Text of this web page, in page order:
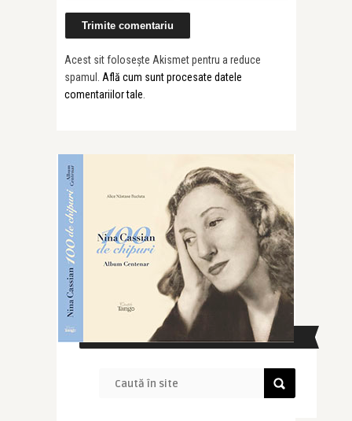
Acest sit folosește Akismet pentru a reduce
spamul. Află cum sunt procesate datele
comentariilor tale
CAUTĂ ÎN SITE